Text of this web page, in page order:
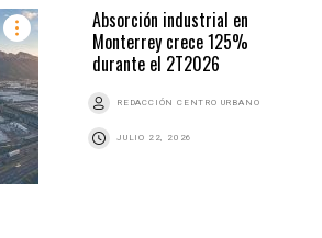
Absorción industrial en
Monterrey crece 125%
durante el 2T2026
REDACCIÓN CENTRO URBANO
JULIO 22, 2026